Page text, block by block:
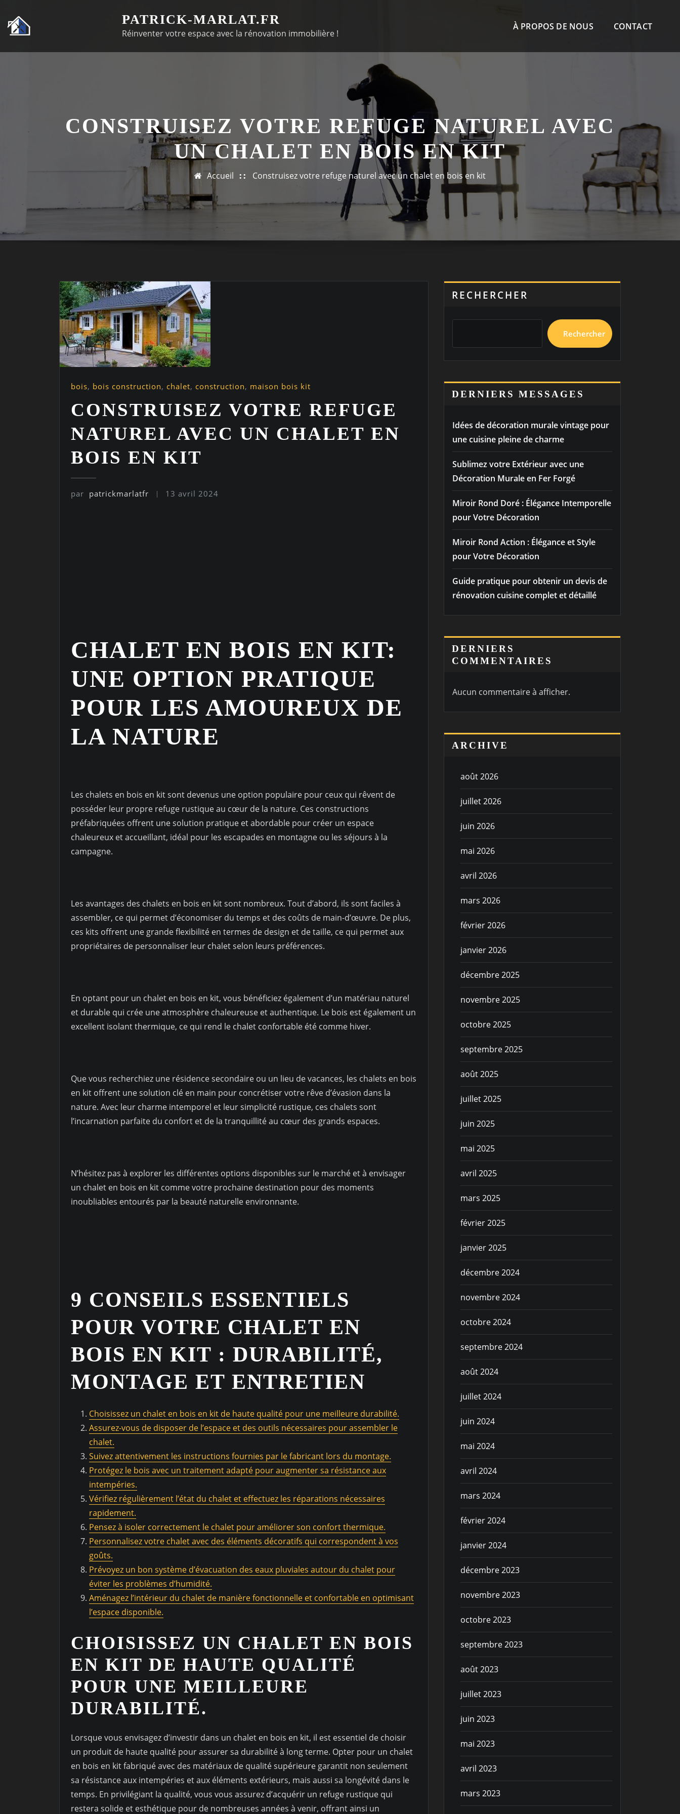
au
contenu
PATRICK-MARLAT.FR
Réinventer votre espace avec la rénovation immobilière !
À PROPOS DE NOUS CONTACT
CONSTRUISEZ VOTRE REFUGE NATUREL AVEC
UN CHALET EN BOIS EN KIT
Accueil Construisez votre refuge naturel avec un chalet en bois en kit
bois, bois construction, chalet, construction, maison bois kit
CONSTRUISEZ VOTRE REFUGE
NATUREL AVEC UN CHALET EN
BOIS EN KIT
par patrickmarlatfr 13 avril 2024
CHALET EN BOIS EN KIT:
UNE OPTION PRATIQUE
POUR LES AMOUREUX DE
LA NATURE
Les chalets en bois en kit sont devenus une option populaire pour ceux qui rêvent de
posséder leur propre refuge rustique au cœur de la nature. Ces constructions
préfabriquées offrent une solution pratique et abordable pour créer un espace
chaleureux et accueillant, idéal pour les escapades en montagne ou les séjours à la
campagne.
Les avantages des chalets en bois en kit sont nombreux. Tout d’abord, ils sont faciles à
assembler, ce qui permet d’économiser du temps et des coûts de main-d’œuvre. De plus,
ces kits offrent une grande flexibilité en termes de design et de taille, ce qui permet aux
propriétaires de personnaliser leur chalet selon leurs préférences.
En optant pour un chalet en bois en kit, vous bénéficiez également d’un matériau naturel
et durable qui crée une atmosphère chaleureuse et authentique. Le bois est également un
excellent isolant thermique, ce qui rend le chalet confortable été comme hiver.
Que vous recherchiez une résidence secondaire ou un lieu de vacances, les chalets en bois
en kit offrent une solution clé en main pour concrétiser votre rêve d’évasion dans la
nature. Avec leur charme intemporel et leur simplicité rustique, ces chalets sont
l’incarnation parfaite du confort et de la tranquillité au cœur des grands espaces.
N’hésitez pas à explorer les différentes options disponibles sur le marché et à envisager
un chalet en bois en kit comme votre prochaine destination pour des moments
inoubliables entourés par la beauté naturelle environnante.
9 CONSEILS ESSENTIELS
POUR VOTRE CHALET EN
BOIS EN KIT : DURABILITÉ,
MONTAGE ET ENTRETIEN
Choisissez un chalet en bois en kit de haute qualité pour une meilleure durabilité.
Assurez-vous de disposer de l’espace et des outils nécessaires pour assembler le
chalet.
Suivez attentivement les instructions fournies par le fabricant lors du montage.
Protégez le bois avec un traitement adapté pour augmenter sa résistance aux
intempéries.
Vérifiez régulièrement l’état du chalet et effectuez les réparations nécessaires
rapidement.
Pensez à isoler correctement le chalet pour améliorer son confort thermique.
Personnalisez votre chalet avec des éléments décoratifs qui correspondent à vos
goûts.
Prévoyez un bon système d’évacuation des eaux pluviales autour du chalet pour
éviter les problèmes d’humidité.
Aménagez l’intérieur du chalet de manière fonctionnelle et confortable en optimisant
l’espace disponible.
CHOISISSEZ UN CHALET EN BOIS
EN KIT DE HAUTE QUALITÉ
POUR UNE MEILLEURE
DURABILITÉ.
Lorsque vous envisagez d’investir dans un chalet en bois en kit, il est essentiel de choisir
un produit de haute qualité pour assurer sa durabilité à long terme. Opter pour un chalet
en bois en kit fabriqué avec des matériaux de qualité supérieure garantit non seulement
sa résistance aux intempéries et aux éléments extérieurs, mais aussi sa longévité dans le
temps. En privilégiant la qualité, vous vous assurez d’acquérir un refuge rustique qui
restera solide et esthétique pour de nombreuses années à venir, offrant ainsi un
RECHERCHER
Rechercher
DERNIERS MESSAGES
Idées de décoration murale vintage pour
une cuisine pleine de charme
Sublimez votre Extérieur avec une
Décoration Murale en Fer Forgé
Miroir Rond Doré : Élégance Intemporelle
pour Votre Décoration
Miroir Rond Action : Élégance et Style
pour Votre Décoration
Guide pratique pour obtenir un devis de
rénovation cuisine complet et détaillé
DERNIERS
COMMENTAIRES
Aucun commentaire à afficher.
ARCHIVE
août 2026
juillet 2026
juin 2026
mai 2026
avril 2026
mars 2026
février 2026
janvier 2026
décembre 2025
novembre 2025
octobre 2025
septembre 2025
août 2025
juillet 2025
juin 2025
mai 2025
avril 2025
mars 2025
février 2025
janvier 2025
décembre 2024
novembre 2024
octobre 2024
septembre 2024
août 2024
juillet 2024
juin 2024
mai 2024
avril 2024
mars 2024
février 2024
janvier 2024
décembre 2023
novembre 2023
octobre 2023
septembre 2023
août 2023
juillet 2023
juin 2023
mai 2023
avril 2023
mars 2023